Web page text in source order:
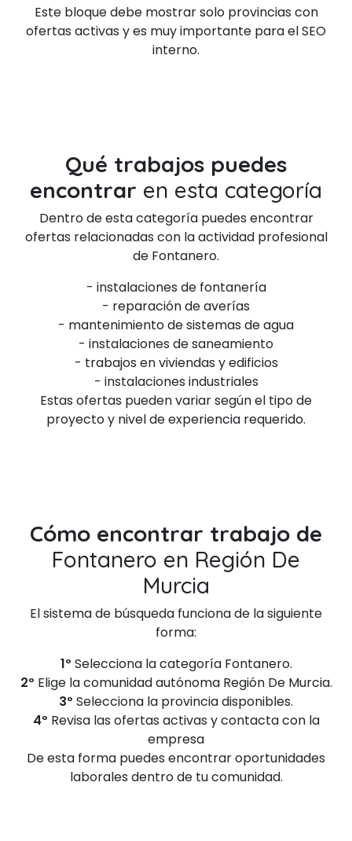
Este bloque debe mostrar solo provincias con
ofertas activas y es muy importante para el SEO
interno.
Qué trabajos puedes
encontrar en esta categoría
Dentro de esta categoría puedes encontrar
ofertas relacionadas con la actividad profesional
de Fontanero.
- instalaciones de fontanería
- reparación de averías
- mantenimiento de sistemas de agua
- instalaciones de saneamiento
- trabajos en viviendas y edificios
- instalaciones industriales
Estas ofertas pueden variar según el tipo de
proyecto y nivel de experiencia requerido.
Cómo encontrar trabajo de
Fontanero en Región De
Murcia
El sistema de búsqueda funciona de la siguiente
forma:
1º Selecciona la categoría Fontanero.
2º Elige la comunidad autónoma Región De Murcia.
3º Selecciona la provincia disponibles.
4º Revisa las ofertas activas y contacta con la
empresa
De esta forma puedes encontrar oportunidades
laborales dentro de tu comunidad.